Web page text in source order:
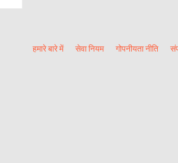
हमारे बारे में सेवा नियम गोपनीयता नीति